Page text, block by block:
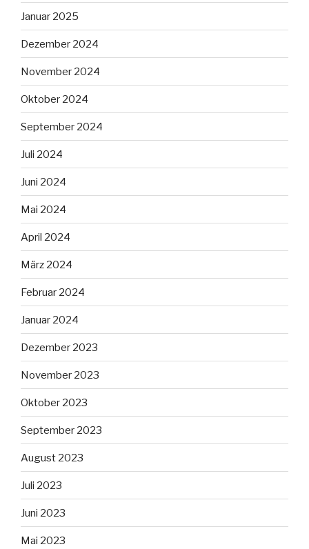
Januar 2025
Dezember 2024
November 2024
Oktober 2024
September 2024
Juli 2024
Juni 2024
Mai 2024
April 2024
März 2024
Februar 2024
Januar 2024
Dezember 2023
November 2023
Oktober 2023
September 2023
August 2023
Juli 2023
Juni 2023
Mai 2023